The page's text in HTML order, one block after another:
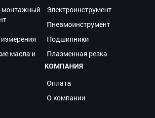
монтажный
Электроинструмент
Пневмоинструмент
Подшипники
масла и
Плазменная резка
КОМПАНИЯ
Оплата
О компании